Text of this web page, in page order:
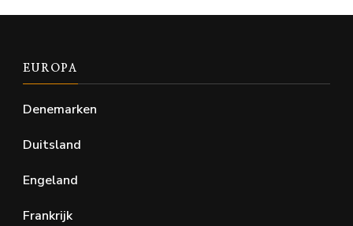
EUROPA
Denemarken
Duitsland
Engeland
Frankrijk